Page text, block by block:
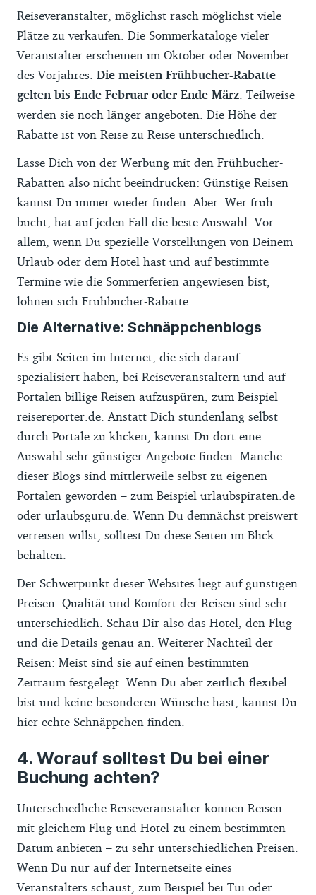
Reiseveranstalter, möglichst rasch möglichst viele
Plätze zu verkaufen. Die Sommerkataloge vieler
Veranstalter erscheinen im Oktober oder November
des Vorjahres. Die meisten Frühbucher-Rabatte
gelten bis Ende Februar oder Ende März . Teilweise
werden sie noch länger angeboten. Die Höhe der
Rabatte ist von Reise zu Reise unterschiedlich.
Lasse Dich von der Werbung mit den Frühbucher-
Rabatten also nicht beeindrucken: Günstige Reisen
kannst Du immer wieder finden. Aber: Wer früh
bucht, hat auf jeden Fall die beste Auswahl. Vor
allem, wenn Du spezielle Vorstellungen von Deinem
Urlaub oder dem Hotel hast und auf bestimmte
Termine wie die Sommerferien angewiesen bist,
lohnen sich Frühbucher-Rabatte.
Die Alternative: Schnäppchenblogs
Es gibt Seiten im Internet, die sich darauf
spezialisiert haben, bei Reiseveranstaltern und auf
Portalen billige Reisen aufzuspüren, zum Beispiel
reisereporter.de. Anstatt Dich stundenlang selbst
durch Portale zu klicken, kannst Du dort eine
Auswahl sehr günstiger Angebote finden. Manche
dieser Blogs sind mittlerweile selbst zu eigenen
Portalen geworden – zum Beispiel urlaubspiraten.de
oder urlaubsguru.de. Wenn Du demnächst preiswert
verreisen willst, solltest Du diese Seiten im Blick
behalten.
Der Schwerpunkt dieser Websites liegt auf günstigen
Preisen. Qualität und Komfort der Reisen sind sehr
unterschiedlich. Schau Dir also das Hotel, den Flug
und die Details genau an. Weiterer Nachteil der
Reisen: Meist sind sie auf einen bestimmten
Zeitraum festgelegt. Wenn Du aber zeitlich flexibel
bist und keine besonderen Wünsche hast, kannst Du
hier echte Schnäppchen finden.
Worauf solltest Du bei einer
Buchung achten?
Unterschiedliche Reiseveranstalter können Reisen
mit gleichem Flug und Hotel zu einem bestimmten
Datum anbieten – zu sehr unterschiedlichen Preisen.
Wenn Du nur auf der Internetseite eines
Veranstalters schaust, zum Beispiel bei Tui oder